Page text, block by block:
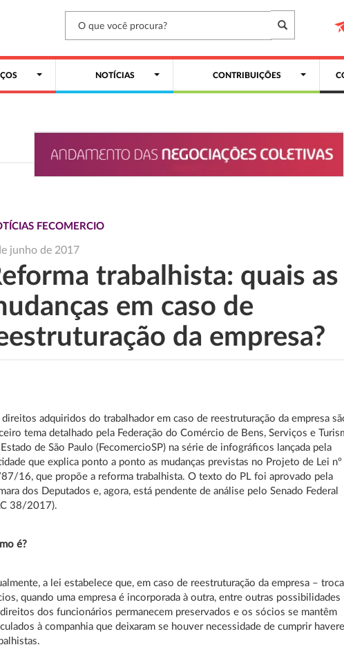
NOTÍCIAS CONTRIBUIÇÕES
FECOMERCIO
junho de 2017
trabalhista: quais as
em caso de
da empresa?
direitos adquiridos do trabalhador em caso de reestruturação da empresa
tema detalhado pela Federação do Comércio de Bens, Serviços e
de São Paulo (FecomercioSP) na série de infográficos lançada pela
que explica ponto a ponto as mudanças previstas no Projeto de Lei nº
16, que propõe a reforma trabalhista. O texto do PL foi aprovado pela
dos Deputados e, agora, está pendente de análise pelo Senado Federal
38/2017).
é?
a lei estabelece que, em caso de reestruturação da empresa –
quando uma empresa é incorporada à outra, entre outras possibilidades
dos funcionários permanecem preservados e os sócios se mantêm
à companhia que deixaram se houver necessidade de cumprir